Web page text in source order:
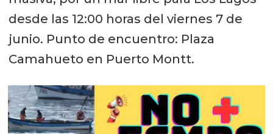
desde las 12:00 horas del viernes 7 de
junio. Punto de encuentro: Plaza
Camahueto en Puerto Montt.